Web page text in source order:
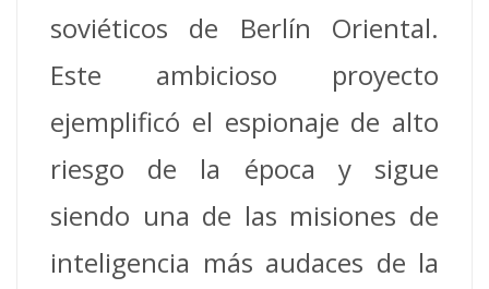
soviéticos de Berlín Oriental.
Este ambicioso proyecto
ejemplificó el espionaje de alto
riesgo de la época y sigue
siendo una de las misiones de
inteligencia más audaces de la